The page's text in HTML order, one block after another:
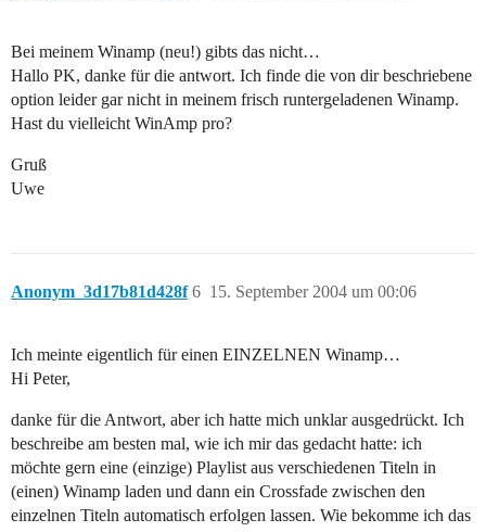
Bei meinem Winamp (neu!) gibts das nicht…
Hallo PK, danke für die antwort. Ich finde die von dir beschriebene
option leider gar nicht in meinem frisch runtergeladenen Winamp.
Hast du vielleicht WinAmp pro?
Gruß
Uwe
Anonym_3d17b81d428f 15. September 2004 um 00:06
6
Ich meinte eigentlich für einen EINZELNEN Winamp…
Hi Peter,
danke für die Antwort, aber ich hatte mich unklar ausgedrückt. Ich
beschreibe am besten mal, wie ich mir das gedacht hatte: ich
möchte gern eine (einzige) Playlist aus verschiedenen Titeln in
(einen) Winamp laden und dann ein Crossfade zwischen den
einzelnen Titeln automatisch erfolgen lassen. Wie bekomme ich das